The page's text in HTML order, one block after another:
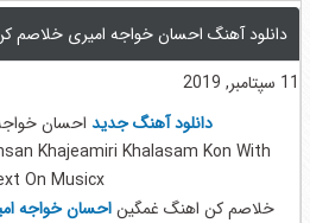
دانلود آهنگ احسان خواجه امیری خلاصم
11 سپتامبر, 2019
دانلود آهنگ جدید احسان
Khajeamiri Khalasam Kon With
On Musicx
خلاصم کن اهنگ غمگیناحسان خواجه